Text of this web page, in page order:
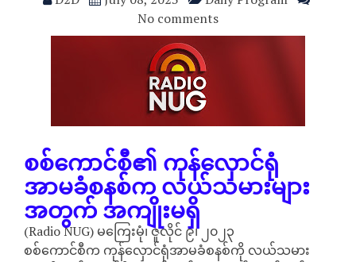
No comments
စစ်ကောင်စီ၏ ကုန်လှောင်ရုံ
အာမခံစနစ်က လယ်သမားများ
အတွက် အကျိုးမရှိ
(Radio NUG) မကြေးမုံ၊ ဇူလိုင် ၉၊ ၂၀၂၃
စစ်ကောင်စီက ကုန်လှောင်ရုံအာမခံစနစ်ကို လယ်သမား